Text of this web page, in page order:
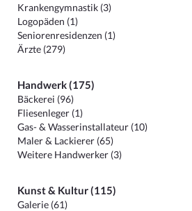
Krankengymnastik (3)
Logopäden (1)
Seniorenresidenzen (1)
Ärzte (279)
Handwerk (175)
Bäckerei (96)
Fliesenleger (1)
Gas- & Wasserinstallateur (10)
Maler & Lackierer (65)
Weitere Handwerker (3)
Kunst & Kultur (115)
Galerie (61)